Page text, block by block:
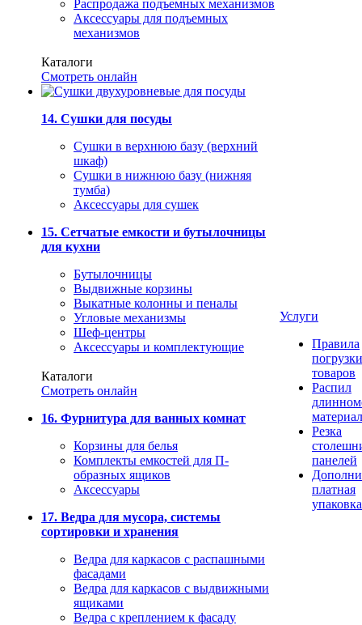
Распродажа подъемных механизмов
Аксессуары для подъемных
механизмов
Каталоги
Смотреть онлайн
14. Сушки для посуды
Сушки в верхнюю базу (верхний
шкаф)
Сушки в нижнюю базу (нижняя
тумба)
Аксессуары для сушек
15. Сетчатые емкости и бутылочницы
для кухни
Бутылочницы
Выдвижные корзины
Выкатные колонны и пеналы
Угловые механизмы
Шеф-центры
Аксессуары и комплектующие
Каталоги
Смотреть онлайн
16. Фурнитура для ванных комнат
Корзины для белья
Комплекты емкостей для П-
образных ящиков
Аксессуары
17. Ведра для мусора, системы
сортировки и хранения
Ведра для каркасов с распашными
фасадами
Ведра для каркасов с выдвижными
ящиками
Ведра с креплением к фасаду
Услуги
Правила
погрузки
товаров
Распил
Резка
панелей
платная
упаковка